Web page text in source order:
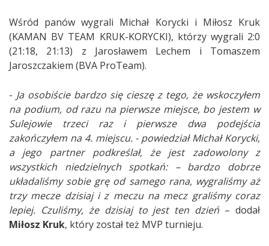
Wśród panów wygrali Michał Korycki i Miłosz Kruk
(KAMAN BV TEAM KRUK-KORYCKI), którzy wygrali 2:0
(21:18, 21:13) z Jarosławem Lechem i Tomaszem
Jaroszczakiem (BVA ProTeam).
- Ja osobiście bardzo się cieszę z tego, że wskoczyłem
na podium, od razu na pierwsze miejsce, bo jestem w
Sulejowie trzeci raz i pierwsze dwa podejścia
zakończyłem na 4. miejscu. - powiedział Michał Korycki,
a jego partner podkreślał, że jest zadowolony z
wszystkich niedzielnych spotkań: – bardzo dobrze
układaliśmy sobie grę od samego rana, wygraliśmy aż
trzy mecze dzisiaj i z meczu na mecz graliśmy coraz
lepiej. Czuliśmy, że dzisiaj to jest ten dzień – dodał
Miłosz Kruk, który został też MVP turnieju.